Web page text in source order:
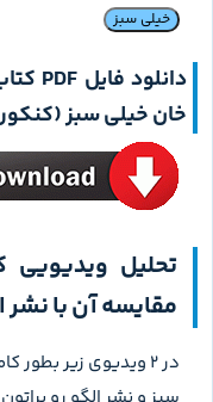
خیلی سبز
دانلود فایل PDF
خان خیلی سبز (کنکور
تحلیل
مقایسه آن با نشر
در 2 ویدیوی زیر